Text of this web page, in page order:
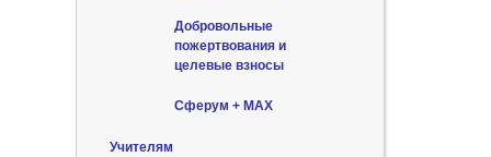
Добровольные
пожертвования и
целевые взносы
Сферум + MAX
Учителям